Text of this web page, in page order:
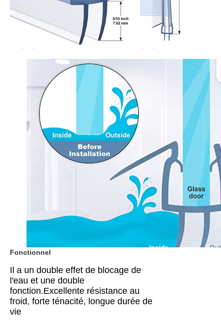
Fonctionnel
Il a un double effet de blocage de
l'eau et une double
fonction.Excellente résistance au
froid, forte ténacité, longue durée de
vie